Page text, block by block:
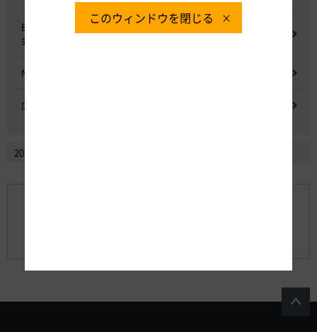
E20 中央道を跨ぐ橋梁の耐震補強工事施工不良に関する調査委員
会
NEXCO中日本における降雪時の対応に関する検討会
広域的なETCシステム障害発生時の危機管理検討委員会
2014年2月以前のニュースリリースを見る
このウィンドウを閉じる